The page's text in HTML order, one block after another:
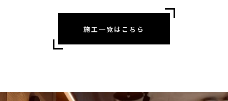
施工一覧はこちら